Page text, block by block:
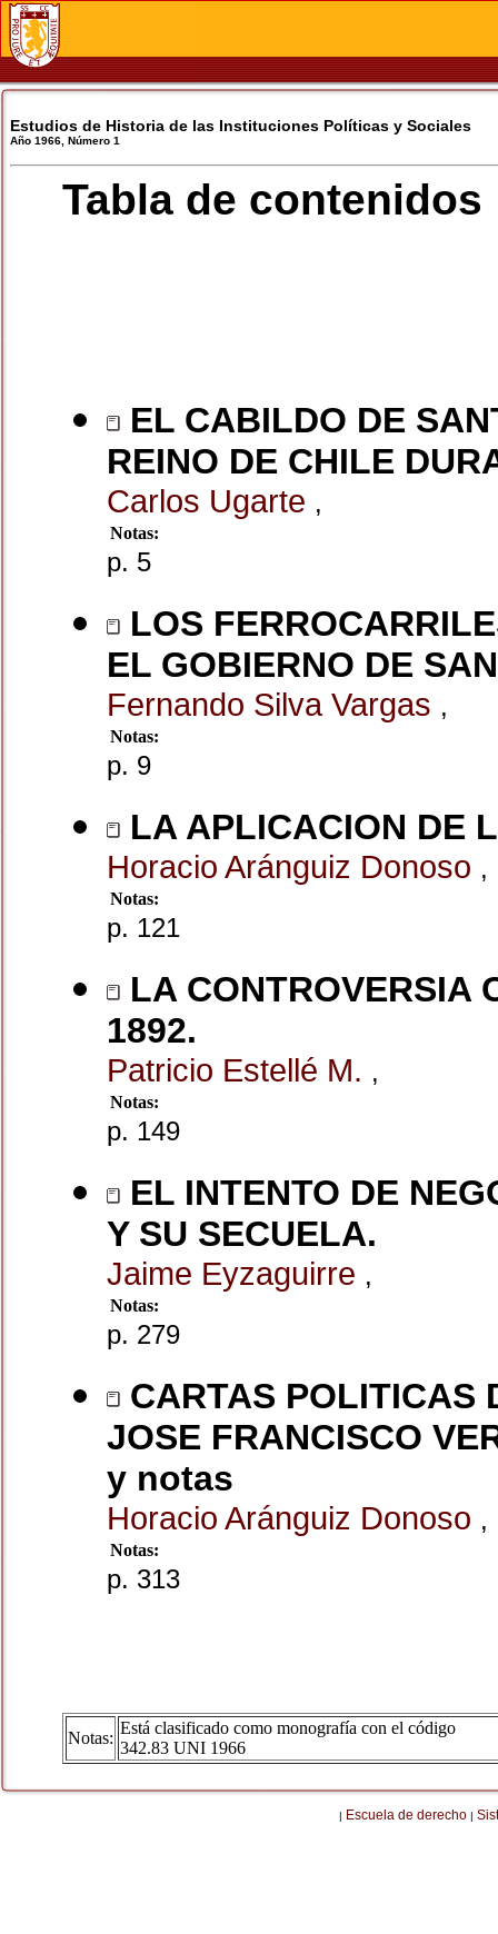
Estudios de Historia de las Instituciones Políticas y Sociales
Año 1966, Número 1
Tabla de contenidos
EL CABILDO DE
REINO DE CHILE
Carlos Ugarte ,
Notas:
p. 5
LOS
EL GOBIERNO DE
Fernando Silva Vargas ,
Notas:
p. 9
LA APLICACION DE
Horacio Aránguiz Donoso ,
Notas:
p. 121
LA CONTROVERSIA
1892.
Patricio Estellé M. ,
Notas:
p. 149
EL INTENTO DE
Y SU SECUELA.
Jaime Eyzaguirre ,
Notas:
p. 279
CARTAS POLITICAS
JOSE FRANCISCO
y notas
Horacio Aránguiz Donoso ,
Notas:
p. 313
Notas:
Está clasificado como monografía con el código
342.83 UNI 1966
| Escuela de derecho |